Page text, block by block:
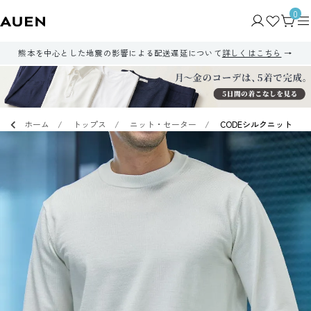
0
熊本を中心とした地震の影響による配送遅延について詳しくはこちら
ホーム トップス ニット・セーター CODEシルクニット